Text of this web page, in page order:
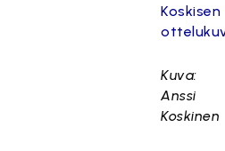
Koskisen
Kuva:
Anssi
Koskinen